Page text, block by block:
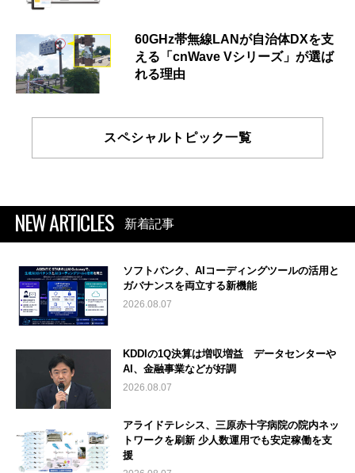
60GHz帯無線LANが自治体DXを支
える「cnWave Vシリーズ」が選ば
れる理由
スペシャルトピック一覧
NEW ARTICLES 新着記事
ソフトバンク、AIコーディングツールの活用と
ガバナンスを両立する新機能
2026.08.07
KDDIの1Q決算は増収増益 データセンターや
AI、金融事業などが好調
2026.08.07
アライドテレシス、三原赤十字病院の院内ネッ
トワークを刷新 少人数運用でも安定稼働を支
援